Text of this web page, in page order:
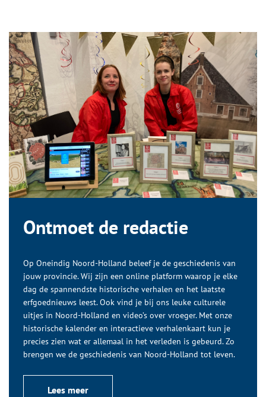
Ontmoet de redactie
Op Oneindig Noord-Holland beleef je de geschiedenis van
jouw provincie. Wij zijn een online platform waarop je elke
dag de spannendste historische verhalen en het laatste
erfgoednieuws leest. Ook vind je bij ons leuke culturele
uitjes in Noord-Holland en video’s over vroeger. Met onze
historische kalender en interactieve verhalenkaart kun je
precies zien wat er allemaal in het verleden is gebeurd. Zo
brengen we de geschiedenis van Noord-Holland tot leven.
Lees meer